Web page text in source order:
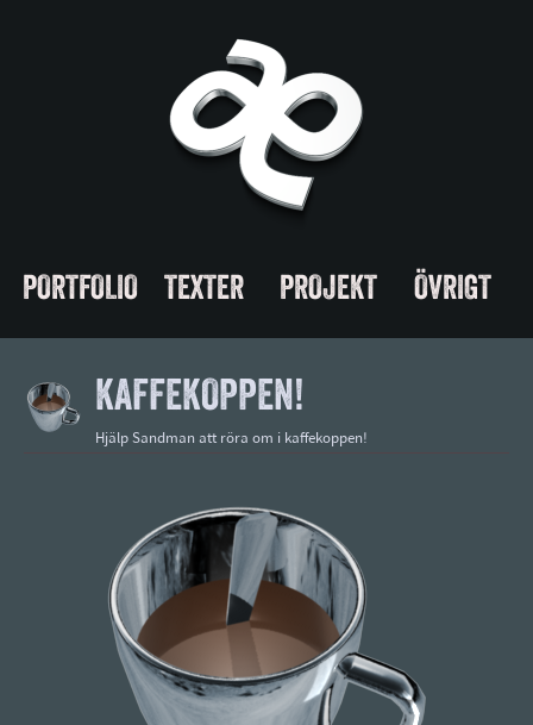
PORTFOLIO TEXTER PROJEKT ÖVRIGT
KAFFEKOPPEN!
Hjälp Sandman att röra om i kaffekoppen!